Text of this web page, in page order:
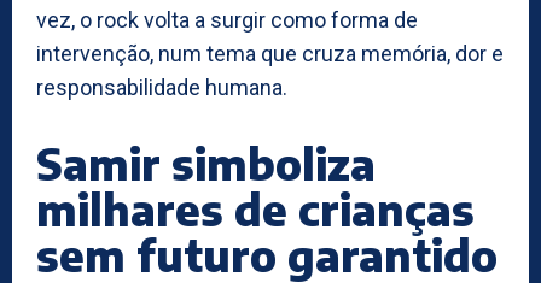
vez, o rock volta a surgir como forma de
intervenção, num tema que cruza memória, dor e
responsabilidade humana.
Samir simboliza
milhares de crianças
sem futuro garantido